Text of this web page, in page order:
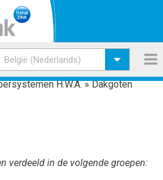
België (Nederlands)
H.W.A.»Dakgoten
verdeeld in de volgende groepen: